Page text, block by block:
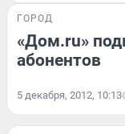
ГОРОД
«Дом.ru»
абонентов
5 декабря, 2012, 10:13